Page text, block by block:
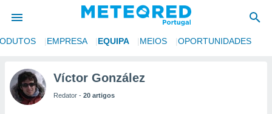
da
foi
EMPRESA EQUIPA MEIOS OPORTUNIDADES
Víctor González
Redator - 20 artigos